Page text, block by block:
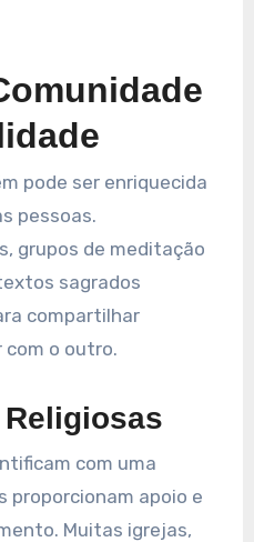
pode ser enriquecida
pessoas.
grupos de meditação
sagrados
compartilhar
com o outro.
com uma
proporcionam apoio e
Muitas igrejas,